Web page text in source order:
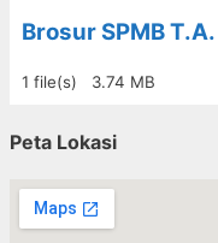
Brosur SPMB
1 file(s) 3.74 MB
Peta Lokasi